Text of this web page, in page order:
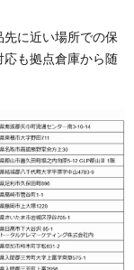
に近い場所での保
も拠点倉庫から随